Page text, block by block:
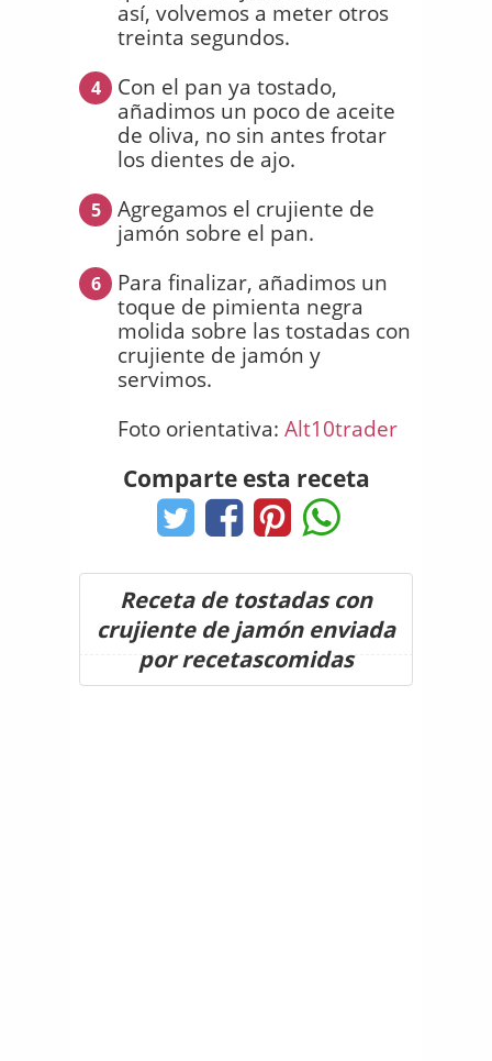
así, volvemos a meter otros
treinta segundos.
4
Con el pan ya tostado,
añadimos un poco de aceite
de oliva, no sin antes frotar
los dientes de ajo.
5
Agregamos el crujiente de
jamón sobre el pan.
6
Para finalizar, añadimos un
toque de pimienta negra
molida sobre las tostadas con
crujiente de jamón y
servimos.
Foto orientativa: Alt10trader
Comparte esta receta
Receta de tostadas con
crujiente de jamón enviada
por recetascomidas